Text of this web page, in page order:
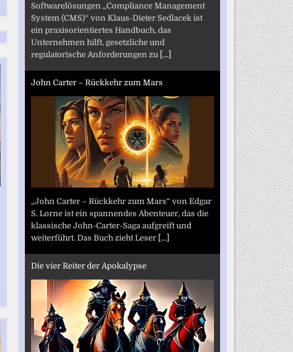
Softwarelösungen „Compliance Management
System (CMS)“ von Klaus-Dieter Sedlacek ist
ein praxisorientiertes Handbuch, das
Unternehmen hilft, gesetzliche und
regulatorische Anforderungen zu [...]
John Carter – Rückkehr zum Mars
„John Carter – Rückkehr zum Mars“ von Edgar
S. Lorne ist ein spannendes Abenteuer, das die
klassische John-Carter-Saga aufgreift und
weiterführt. Das Buch zieht Leser [...]
Die vier Reiter der Apokalypse